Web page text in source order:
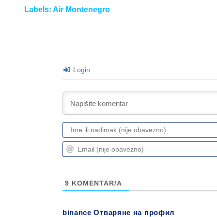
Labels: Air Montenegro
Login
9 KOMENTAR/A
binance Отваряне на профил